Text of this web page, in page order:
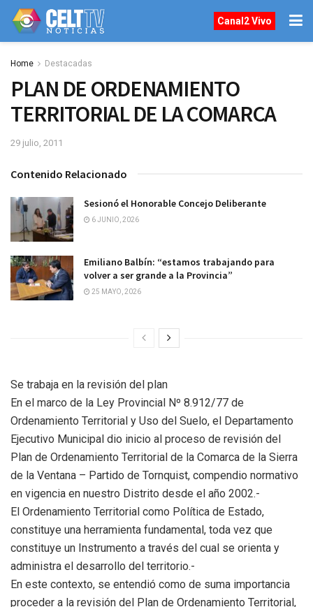
Canal2 Vivo
Home Destacadas
PLAN DE ORDENAMIENTO
TERRITORIAL DE LA COMARCA
29 julio, 2011
Contenido Relacionado
Sesionó el Honorable Concejo Deliberante
6 JUNIO, 2026
Emiliano Balbín: “estamos trabajando para
volver a ser grande a la Provincia”
25 MAYO, 2026
Se trabaja en la revisión del plan
En el marco de la Ley Provincial Nº 8.912/77 de
Ordenamiento Territorial y Uso del Suelo, el Departamento
Ejecutivo Municipal dio inicio al proceso de revisión del
Plan de Ordenamiento Territorial de la Comarca de la Sierra
de la Ventana – Partido de Tornquist, compendio normativo
en vigencia en nuestro Distrito desde el año 2002.-
El Ordenamiento Territorial como Política de Estado,
constituye una herramienta fundamental, toda vez que
constituye un Instrumento a través del cual se orienta y
administra el desarrollo del territorio.-
En este contexto, se entendió como de suma importancia
proceder a la revisión del Plan de Ordenamiento Territorial,